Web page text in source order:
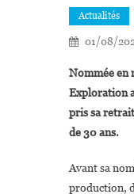
Actualités
01/08/
Nommée en
Exploration
pris sa
de 30 ans.
Avant sa
production,